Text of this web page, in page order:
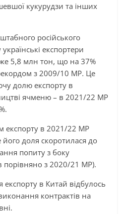
кукурудзи та інших
російського
експортери
5,8 млн тон, що на 37%
з 2009/10 МР. Це
долю експорту в
ячменю – в 2021/22 МР
експорту в 2021/22 МР
доля скоротилася до
попиту з боку
порівняно з 2020/21 МР).
експорту в Китай відбулось
контрактів на